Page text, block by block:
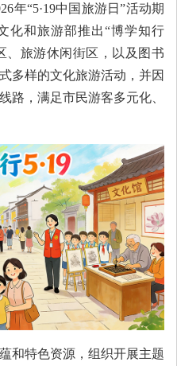
年“5·19中国旅游日”活动期
化和旅游部推出“博学知行
、旅游休闲街区，以及图书
多样的文化旅游活动，并因
路，满足市民游客多元化、
和特色资源，组织开展主题